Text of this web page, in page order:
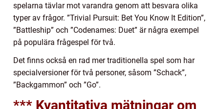
spelarna tävlar mot varandra genom att besvara olika
typer av frågor. ”Trivial Pursuit: Bet You Know It Edition”,
”Battleship” och ”Codenames: Duet” är några exempel
på populära frågespel för två.
Det finns också en rad mer traditionella spel som har
specialversioner för två personer, såsom ”Schack”,
”Backgammon” och ”Go”.
*** Kvantitativa mätningar om